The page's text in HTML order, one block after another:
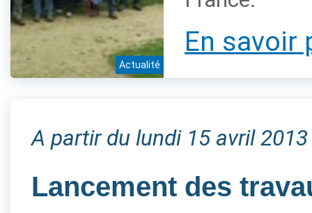
Actualité
En savoir
A partir du lundi 15 avril 2013
Lancement des